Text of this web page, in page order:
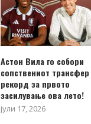
Астон Вила го собори
сопствениот трансфер
рекорд за првото
засилување ова лето!
јули 17, 2026